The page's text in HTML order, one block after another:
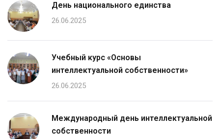
День национального единства
26.06.2025
Учебный курс «Основы
интеллектуальной собственности»
26.06.2025
Международный день интеллектуальной
собственности